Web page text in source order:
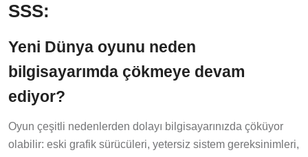
SSS:
Yeni Dünya oyunu neden
bilgisayarımda çökmeye devam
ediyor?
Oyun çeşitli nedenlerden dolayı bilgisayarınızda çöküyor
olabilir: eski grafik sürücüleri, yetersiz sistem gereksinimleri,